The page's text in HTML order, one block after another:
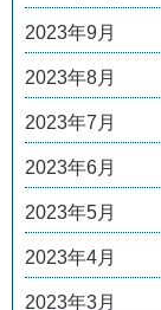
2023年9月
2023年8月
2023年7月
2023年6月
2023年5月
2023年4月
2023年3月